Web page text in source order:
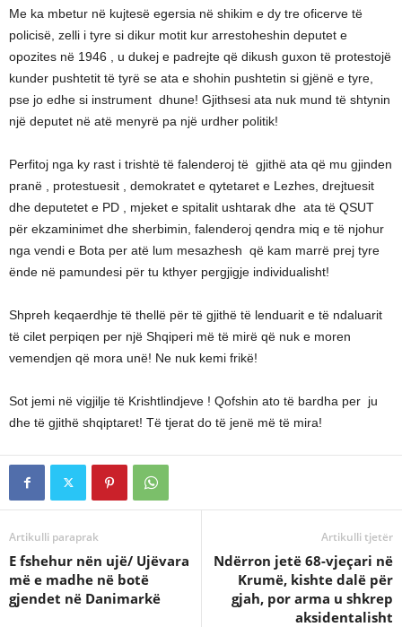
Me ka mbetur në kujtesë egersia në shikim e dy tre oficerve të
policisë, zelli i tyre si dikur motit kur arrestoheshin deputet e
opozites në 1946 , u dukej e padrejte që dikush guxon të protestojë
kunder pushtetit të tyrë se ata e shohin pushtetin si gjënë e tyre,
pse jo edhe si instrument dhune! Gjithsesi ata nuk mund të shtynin
një deputet në atë menyrë pa një urdher politik!
Perfitoj nga ky rast i trishtë të falenderoj të gjithë ata që mu gjinden
pranë , protestuesit , demokratet e qytetaret e Lezhes, drejtuesit
dhe deputetet e PD , mjeket e spitalit ushtarak dhe ata të QSUT
për ekzaminimet dhe sherbimin, falenderoj qendra miq e të njohur
nga vendi e Bota per atë lum mesazhesh që kam marrë prej tyre
ënde në pamundesi për tu kthyer pergjigje individualisht!
Shpreh keqaerdhje të thellë për të gjithë të lenduarit e të ndaluarit
të cilet perpiqen per një Shqiperi më të mirë që nuk e moren
vemendjen që mora unë! Ne nuk kemi frikë!
Sot jemi në vigjilje të Krishtlindjeve ! Qofshin ato të bardha per ju
dhe të gjithë shqiptaret! Të tjerat do të jenë më të mira!
Artikulli paraprak
E fshehur nën ujë/ Ujëvara
më e madhe në botë
gjendet në Danimarkë
Artikulli tjetër
Ndërron jetë 68-vjeçari në
Krumë, kishte dalë për
gjah, por arma u shkrep
aksidentalisht